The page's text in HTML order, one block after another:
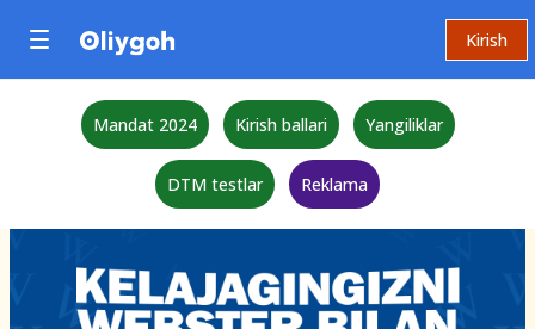
Kirish
Mandat 2024 Kirish ballari Yangiliklar
DTM testlar Reklama